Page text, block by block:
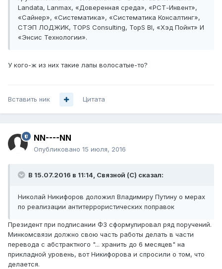
Landata, Lanmax, «Доверенная среда», «РСТ-Инвент»,
«Сайнер», «Систематика», «Систематика Консалтинг»,
СТЭП ЛОДЖИК, TOPS Consulting, TopS BI, «Хэд Пойнт» И
«Энсис Технологии».
У кого-ж из них такие лапы волосатые-то?
Вставить ник Цитата
NN----NN
Опубликовано 15 июля, 2016
В 15.07.2016 в 11:14, Связной (С) сказал:
Николай Никифоров доложил Владимиру Путину о мерах
по реализации антитеррористических поправок
Президент при подписании ФЗ сформулировал ряд поручений.
Минкомсвязи должно свою часть работы делать в части
перевода с абстрактного "... хранить до 6 месяцев" на
прикладной уровень, вот Никифорова и спросили о том, что
делается.